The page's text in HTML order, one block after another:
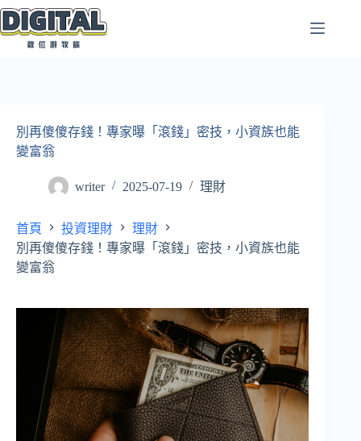
跳
至
別再傻傻存錢！專家曝「滾錢」密技，小資族也能
變富翁
writer 2025-07-19 理財
首頁 投資理財
理財
別再傻傻存錢！專家曝「滾錢」密技，小資族也能
變富翁